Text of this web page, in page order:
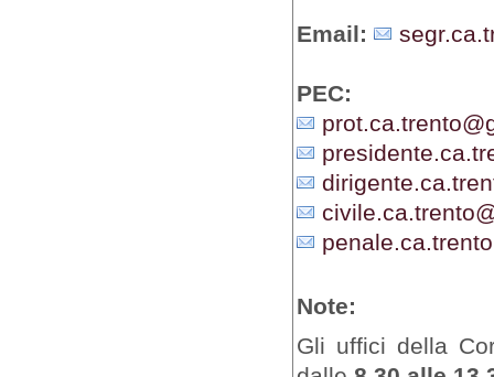
Email:
PEC:
Note:
Gli uffici della